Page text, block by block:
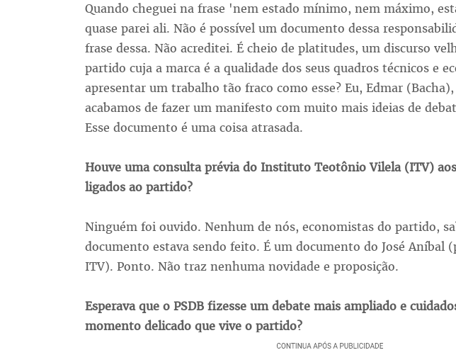
Quando cheguei na frase 'nem estado mínimo, nem máximo,
quase parei ali. Não é possível um documento dessa
frase dessa. Não acreditei. É cheio de platitudes, um discurso
partido cuja a marca é a qualidade dos seus quadros técnicos e
apresentar um trabalho tão fraco como esse? Eu, Edmar
acabamos de fazer um manifesto com muito mais ideias de
Esse documento é uma coisa atrasada.
Houve uma consulta prévia do Instituto Teotônio Vilela (ITV)
ligados ao partido?
Ninguém foi ouvido. Nenhum de nós, economistas do partido,
documento estava sendo feito. É um documento do José Aníbal
ITV). Ponto. Não traz nenhuma novidade e proposição.
Esperava que o PSDB fizesse um debate mais ampliado e
momento delicado que vive o partido?